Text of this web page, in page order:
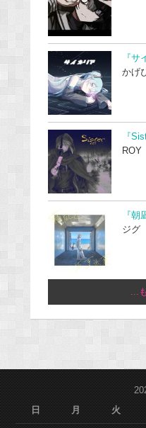
『サ
かげ
『
ROY
『朝
ジグ
...
日
月 火